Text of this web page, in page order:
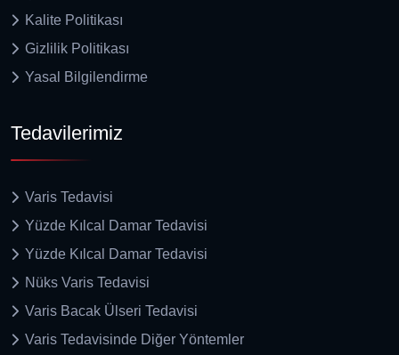
Kalite Politikası
Gizlilik Politikası
Yasal Bilgilendirme
Tedavilerimiz
Varis Tedavisi
Yüzde Kılcal Damar Tedavisi
Yüzde Kılcal Damar Tedavisi
Nüks Varis Tedavisi
Varis Bacak Ülseri Tedavisi
Varis Tedavisinde Diğer Yöntemler